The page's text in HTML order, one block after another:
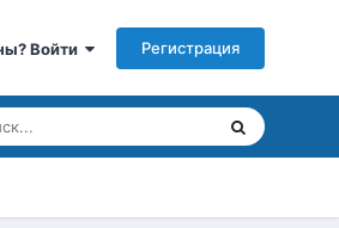
Войти Регистрация